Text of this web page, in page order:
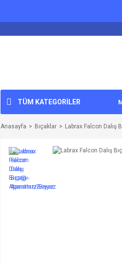
TÜM KATEGORİLER
Anasayfa Bıçaklar Labrax Falcon Dalış